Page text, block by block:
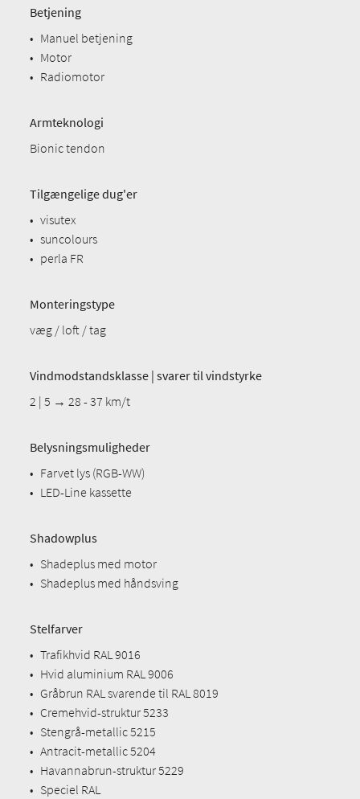
Betjening
• Manuel betjening
• Motor
• Radiomotor
Armteknologi
Bionic tendon
Tilgængelige dug'er
• visutex
• suncolours
• perla FR
Monteringstype
væg / loft / tag
Vindmodstandsklasse | svarer til vindstyrke
2 | 5 → 28 - 37 km/t
Belysningsmuligheder
• Farvet lys (RGB-WW)
• LED-Line kassette
Shadowplus
• Shadeplus med motor
• Shadeplus med håndsving
Stelfarver
• Trafikhvid RAL 9016
• Hvid aluminium RAL 9006
• Gråbrun RAL svarende til RAL 8019
• Cremehvid-struktur 5233
• Stengrå-metallic 5215
• Antracit-metallic 5204
• Havannabrun-struktur 5229
• Speciel RAL